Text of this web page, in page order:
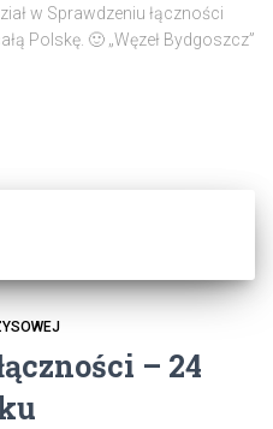
w Sprawdzeniu łączności
Polskę. 🙂 „Węzeł Bydgoszcz”
– 24